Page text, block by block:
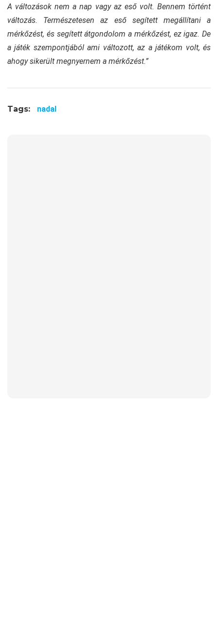
A változások nem a nap vagy az eső volt. Bennem történt
változás. Természetesen az eső segített megállítani a
mérkőzést, és segített átgondolom a mérkőzést, ez igaz. De
a játék szempontjából ami változott, az a játékom volt, és
ahogy sikerült megnyernem a mérkőzést.”
Tags: nadal